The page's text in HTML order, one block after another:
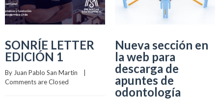
SONRÍE LETTER
EDICIÓN 1
By Juan Pablo San Martin
Comments are Closed
Nueva sección en
la web para
descarga de
apuntes de
odontología